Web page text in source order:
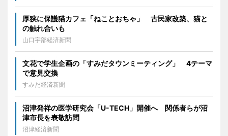
厚狭に保護猫カフェ「ねことおちゃ」 古民家改築、猫と
の触れ合いも
山口宇部経済新聞
文花で学生企画の「すみだタウンミーティング」 4テーマ
で意見交換
すみだ経済新聞
沼津発祥の医学研究会「U-TECH」開催へ 関係者らが沼
津市長を表敬訪問
沼津経済新聞